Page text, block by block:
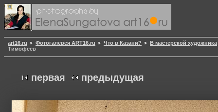
art16.ru Фотогалерея ART16.ru Что в Казани?
В мастерской художника
Тимофеев
первая предыдущая